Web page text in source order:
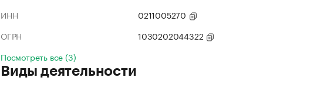
ИНН
0211005270
ОГРН
1030202044322
Посмотреть все (3)
Виды деятельности